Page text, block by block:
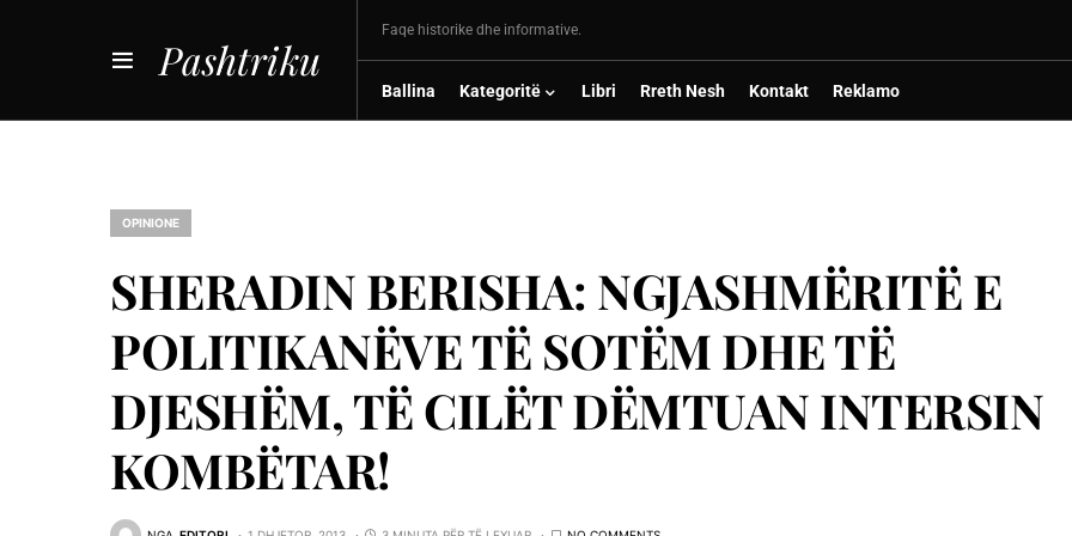
Pashtriku
Faqe historike dhe informative.
Ballina Kategoritë Libri Rreth Nesh Kontakt Reklamo
OPINIONE
SHERADIN BERISHA: NGJASHMËRITË E
POLITIKANËVE TË SOTËM DHE TË
DJESHËM, TË CILËT DËMTUAN INTERSIN
KOMBËTAR!